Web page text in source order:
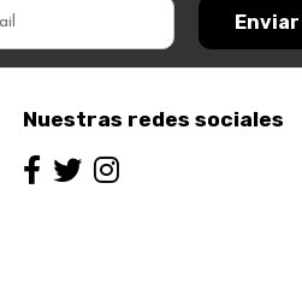
Enviar
Nuestras redes sociales